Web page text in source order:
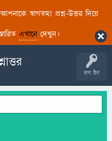
আপনাকে স্বাগতম! প্রশ্ন-উত্তর দিয়ে
এখানেদেখুন।
লগ ইন